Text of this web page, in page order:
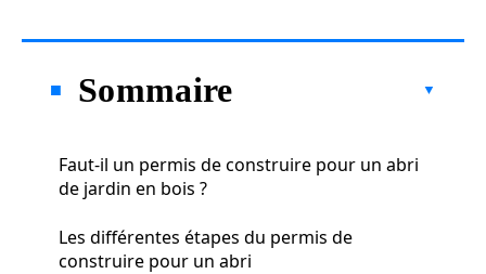
Sommaire
Faut-il un permis de construire pour un abri
de jardin en bois ?
Les différentes étapes du permis de
construire pour un abri